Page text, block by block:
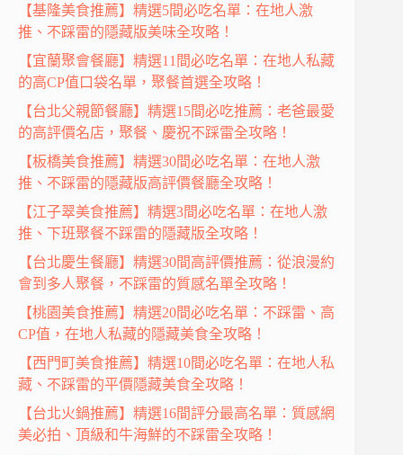
【基隆美食推薦】精選5間必吃名單：在地人激
推、不踩雷的隱藏版美味全攻略！
【宜蘭聚會餐廳】精選11間必吃名單：在地人私藏
的高CP值口袋名單，聚餐首選全攻略！
【台北父親節餐廳】精選15間必吃推薦：老爸最愛
的高評價名店，聚餐、慶祝不踩雷全攻略！
【板橋美食推薦】精選30間必吃名單：在地人激
推、不踩雷的隱藏版高評價餐廳全攻略！
【江子翠美食推薦】精選3間必吃名單：在地人激
推、下班聚餐不踩雷的隱藏版全攻略！
【台北慶生餐廳】精選30間高評價推薦：從浪漫約
會到多人聚餐，不踩雷的質感名單全攻略！
【桃園美食推薦】精選20間必吃名單：不踩雷、高
CP值，在地人私藏的隱藏美食全攻略！
【西門町美食推薦】精選10間必吃名單：在地人私
藏、不踩雷的平價隱藏美食全攻略！
【台北火鍋推薦】精選16間評分最高名單：質感網
美必拍、頂級和牛海鮮的不踩雷全攻略！